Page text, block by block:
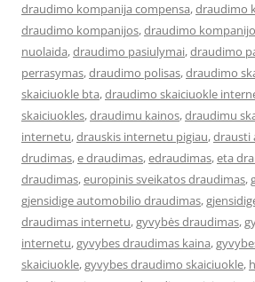
draudimo kompanija compensa,draudimo
draudimo kompanijos,draudimo
nuolaida,draudimo pasiulymai,draudimo
perrasymas,draudimo polisas,draudimo
skaiciuokle bta,draudimo skaiciuokle
skaiciuokles,draudimu kainos,draudimu
internetu,drauskis internetu pigiau,drausti
drudimas,e draudimas,edraudimas,eta
draudimas,europinis sveikatos draudimas,
gjensidige automobilio draudimas,
draudimas internetu,gyvybės draudimas,
internetu,gyvybes draudimas kaina,
skaiciuokle,gyvybes draudimo skaiciuokle,